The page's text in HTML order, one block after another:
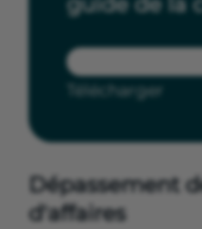
Télécharger
Dépassement
d'affaires